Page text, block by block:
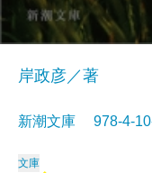
岸政彦／著
新潮文庫 978-4-
文庫